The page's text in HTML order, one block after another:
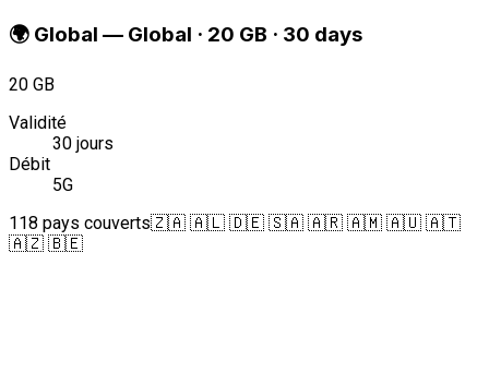
🌍 Global — Global · 20 GB · 30 days
20 GB
Validité
30 jours
Débit
5G
118 pays couverts🇿🇦 🇦🇱 🇩🇪 🇸🇦 🇦🇷 🇦🇲 🇦🇺 🇦🇹
🇦🇿 🇧🇪